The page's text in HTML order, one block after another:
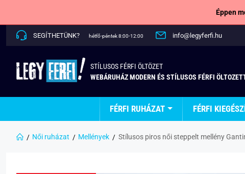
Éppen
SEGÍTHETÜNK? hétfő-péntek 8:00-12:00 info@legyferfi.hu
STÍLUSOS FÉRFI ÖLTÖZET
WEBÁRUHÁZ MODERN ÉS STÍLUSOS FÉRFI
FÉRFI RUHÁZAT FÉRFI
Női ruházat Mellények Stílusos piros női steppelt mellény